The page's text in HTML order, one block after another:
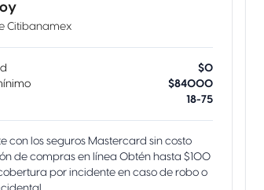
Citibanamex
$0
$84000
18-75
con los seguros Mastercard sin costo
de compras en línea Obtén hasta $100
por incidente en caso de robo o